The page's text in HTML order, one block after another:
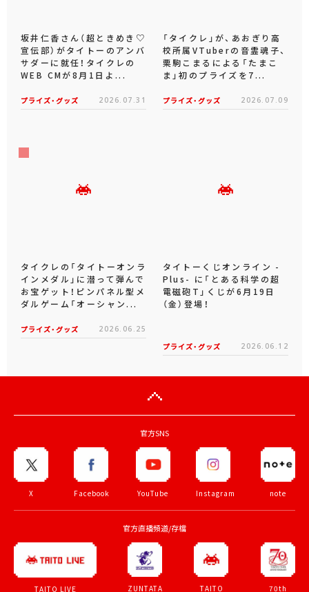
坂井仁香さん（超ときめき♡
宣伝部）がタイトーのアンバ
サダーに就任！タイクレの
WEB CMが8月1日よ...
プライズ・グッズ 2026.07.31
「タイクレ」が、あおぎり高
校所属VTuberの音霊魂子、
栗駒こまるによる「たまこ
ま」初のプライズを7...
プライズ・グッズ 2026.07.09
タイクレの「タイトーオンラ
インメダル」に潜って弾んで
お宝ゲット！ピンパネル型メ
ダルゲーム「オーシャン...
プライズ・グッズ 2026.06.25
タイトーくじオンライン -
Plus- に「とある科学の超
電磁砲T」くじが6月19日
（金）登場！
プライズ・グッズ 2026.06.12
官方SNS
X Facebook YouTube Instagram note
官方直播頻道/存檔
TAITO LIVE
ZUNTATA
TAITO
70th